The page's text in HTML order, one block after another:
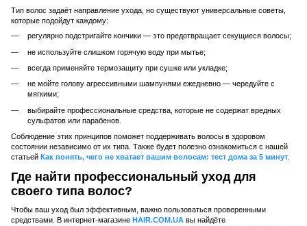
Тип волос задаёт направление ухода, но существуют универсальные советы,
которые подойдут каждому:
регулярно подстригайте кончики — это предотвращает секущиеся волосы;
не используйте слишком горячую воду при мытье;
всегда применяйте термозащиту при сушке или укладке;
не мойте голову агрессивными шампунями ежедневно — чередуйте с
мягкими;
выбирайте профессиональные средства, которые не содержат вредных
сульфатов или парабенов.
Соблюдение этих принципов поможет поддерживать волосы в здоровом
состоянии независимо от их типа. Также будет полезно ознакомиться с нашей
статьей Как понять, чего не хватает вашим волосам: тест дома за 5 минут
Где найти профессиональный уход для
своего типа волос?
Чтобы ваш уход был эффективным, важно пользоваться проверенными
средствами. В интернет-магазине HAIR.COM.UA вы найдёте